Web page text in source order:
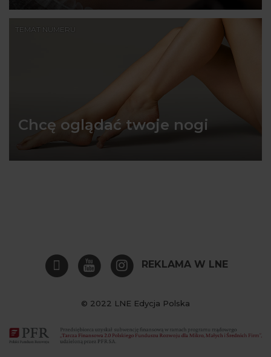
TEMAT NUMERU
Chcę oglądać twoje nogi
REKLAMA W LNE
© 2022 LNE Edycja Polska